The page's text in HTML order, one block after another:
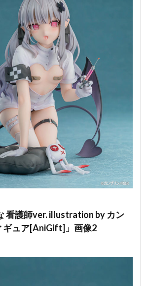
看護師ver. illustration by カン
ギュア[AniGift]」画像2